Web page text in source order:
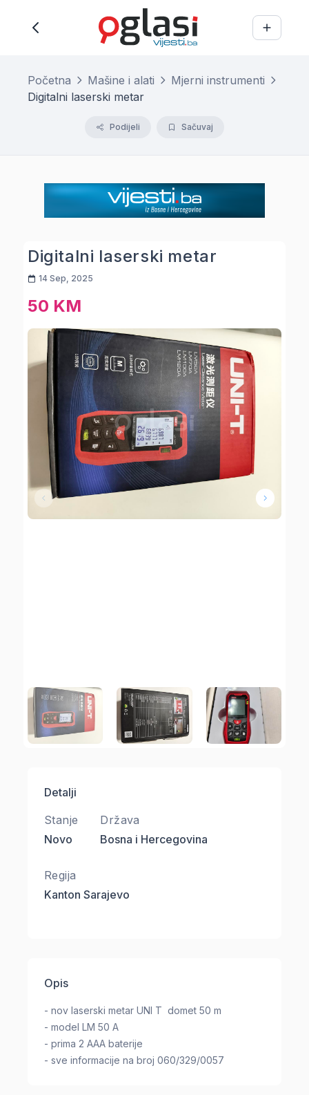
Početna Mašine i alati
Mjerni instrumenti
Digitalni laserski metar
Podijeli Sačuvaj
Digitalni laserski metar
14 Sep, 2025
50 KM
Detalji
Stanje
Novo
Država
Bosna i Hercegovina
Regija
Kanton Sarajevo
Opis
- nov laserski metar UNI T domet 50 m
- model LM 50 A
- prima 2 AAA baterije
- sve informacije na broj 060/329/0057